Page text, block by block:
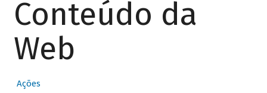
Conteúdo da
Web
Ações